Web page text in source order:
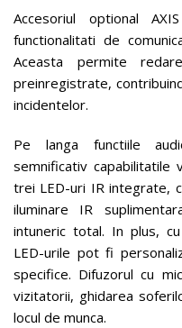
Accesoriul optional
functionalitati de
Aceasta permite
preinregistrate,
incidentelor.
Pe langa functiile
semnificativ capabilitatile
trei LED-uri IR integrate,
iluminare IR
intuneric total. In plus,
LED-urile pot fi
specifice. Difuzorul cu
vizitatorii, ghidarea
locul de munca.